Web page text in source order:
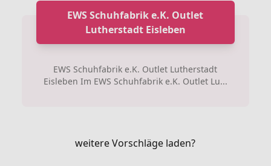
EWS Schuhfabrik e.K. Outlet
Lutherstadt Eisleben
EWS Schuhfabrik e.K. Outlet Lutherstadt
Eisleben Im EWS Schuhfabrik e.K. Outlet Lu...
weitere Vorschläge laden?